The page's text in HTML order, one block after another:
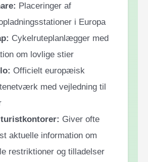
Placeringer af
i Europa
Cykelruteplanlægger med
om lovlige stier
Officielt europæisk
med vejledning til
Giver ofte
aktuelle information om
restriktioner og tilladelser